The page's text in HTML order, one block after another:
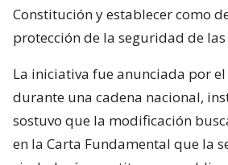
Constitución y establecer como
protección de la seguridad de las
La iniciativa fue anunciada por
durante una cadena nacional,
sostuvo que la modificación
en la Carta Fundamental que la